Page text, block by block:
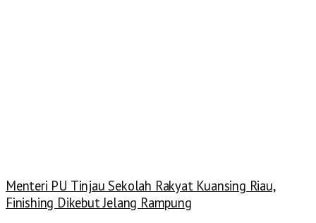
Menteri PU Tinjau Sekolah Rakyat Kuansing Riau,
Finishing Dikebut Jelang Rampung